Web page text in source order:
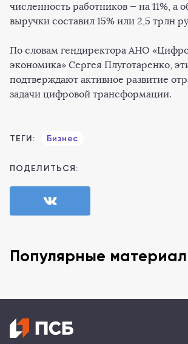
численность работников — на 11%, а
выручки составил 15% или 2,5 трлн
По словам гендиректора АНО
экономика» Сергея Плуготаренко,
подтверждают активное развитие
задачи цифровой трансформации.
ТЕГИ: Бизнес
ПОДЕЛИТЬСЯ:
Популярные